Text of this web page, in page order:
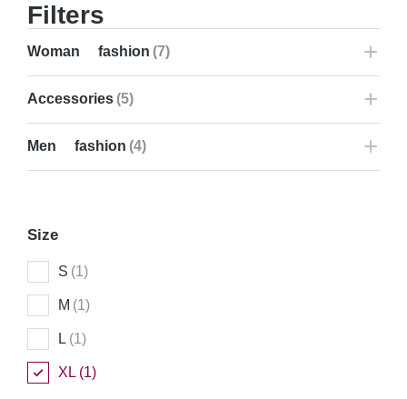
Filters
Woman fashion (7)
Accessories (5)
Men fashion (4)
Size
S (1)
M (1)
L (1)
XL (1)